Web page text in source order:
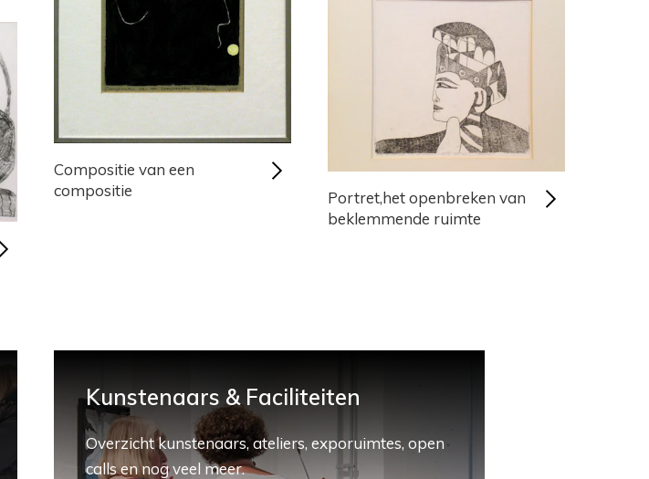
Compositie van een
compositie
Portret,het openbreken van
beklemmende ruimte
Kunstenaars & Faciliteiten
Overzicht kunstenaars, ateliers, exporuimtes, open
calls en nog veel meer.